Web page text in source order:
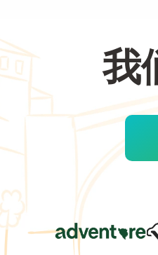
我